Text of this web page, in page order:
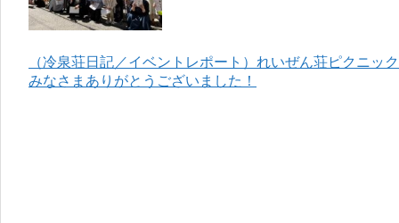
（冷泉荘日記／イベントレポート）れいぜん荘ピクニッ
みなさまありがとうございました！